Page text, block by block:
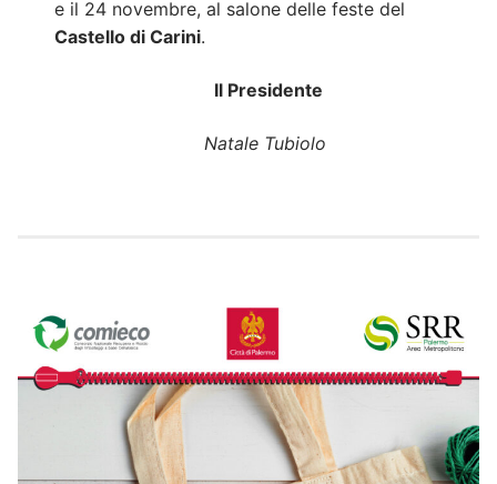
e il 24 novembre, al salone delle feste del
Castello di Carini.
Il Presidente
Natale Tubiolo